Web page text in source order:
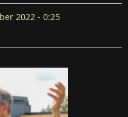
2022 - 0:25